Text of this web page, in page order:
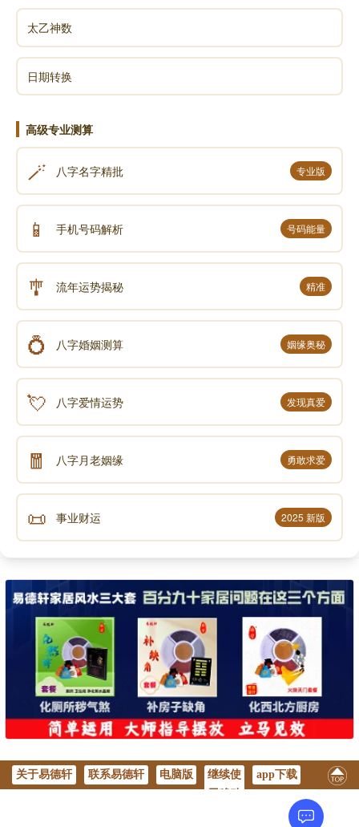
太乙神数
日期转换
高级专业测算
🪄 八字名字精批 专业版
📱 手机号码解析 号码能量
🎐 流年运势揭秘 精准
💍 八字婚姻测算 姻缘奥秘
💘 八字爱情运势 发现真爱
🧧 八字月老姻缘 勇敢求爱
📜 事业财运 2025 新版
关于易德轩 联系易德轩 电脑版
继续使
app下载